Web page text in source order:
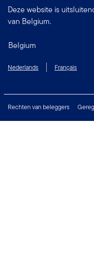
Deze website is
van Belgium.
Belgium
Nederlands Français
Rechten van beleggers
Digitale toegankelijkheid